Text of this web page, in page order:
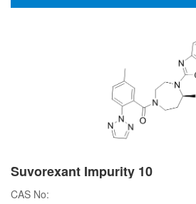
Suvorexant Impurity 10
CAS No: